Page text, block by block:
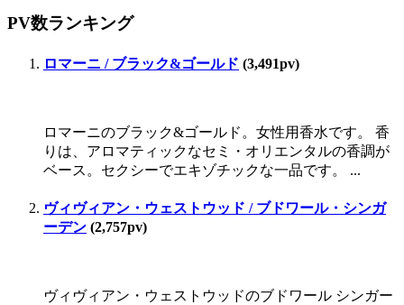
PV数ランキング
ロマーニ / ブラック&ゴールド (3,491pv)
ロマーニのブラック&ゴールド。女性用香水です。 香
りは、アロマティックなセミ・オリエンタルの香調が
ベース。セクシーでエキゾチックな一品です。 ...
ヴィヴィアン・ウェストウッド / ブドワール・シンガ
ーデン (2,757pv)
ヴィヴィアン・ウェストウッドのブドワール シンガー